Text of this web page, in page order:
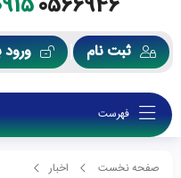
ثبت نام ورود
فهرست
صفحه نخست اخبار